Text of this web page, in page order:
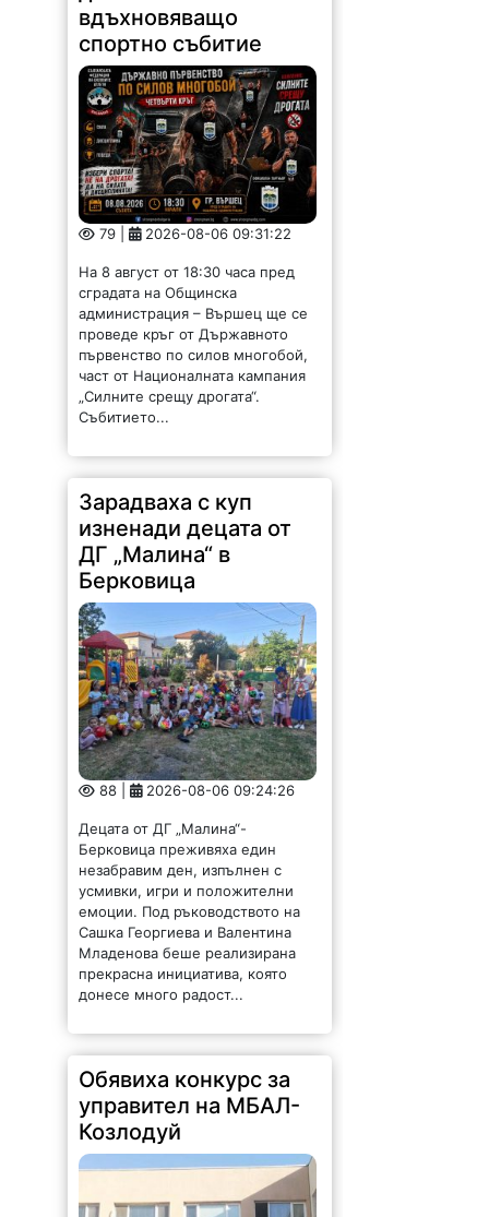
вдъхновяващо
спортно събитие
79 | 2026-08-06 09:31:22
На 8 август от 18:30 часа пред
сградата на Общинска
администрация – Вършец ще се
проведе кръг от Държавното
първенство по силов многобой,
част от Националната кампания
„Силните срещу дрогата“.
Събитието...
Зарадваха с куп
изненади децата от
ДГ „Малина“ в
Берковица
88 | 2026-08-06 09:24:26
Децата от ДГ „Малина“-
Берковица преживяха един
незабравим ден, изпълнен с
усмивки, игри и положителни
емоции. Под ръководството на
Сашка Георгиева и Валентина
Младенова беше реализирана
прекрасна инициатива, която
донесе много радост...
Обявиха конкурс за
управител на МБАЛ-
Козлодуй